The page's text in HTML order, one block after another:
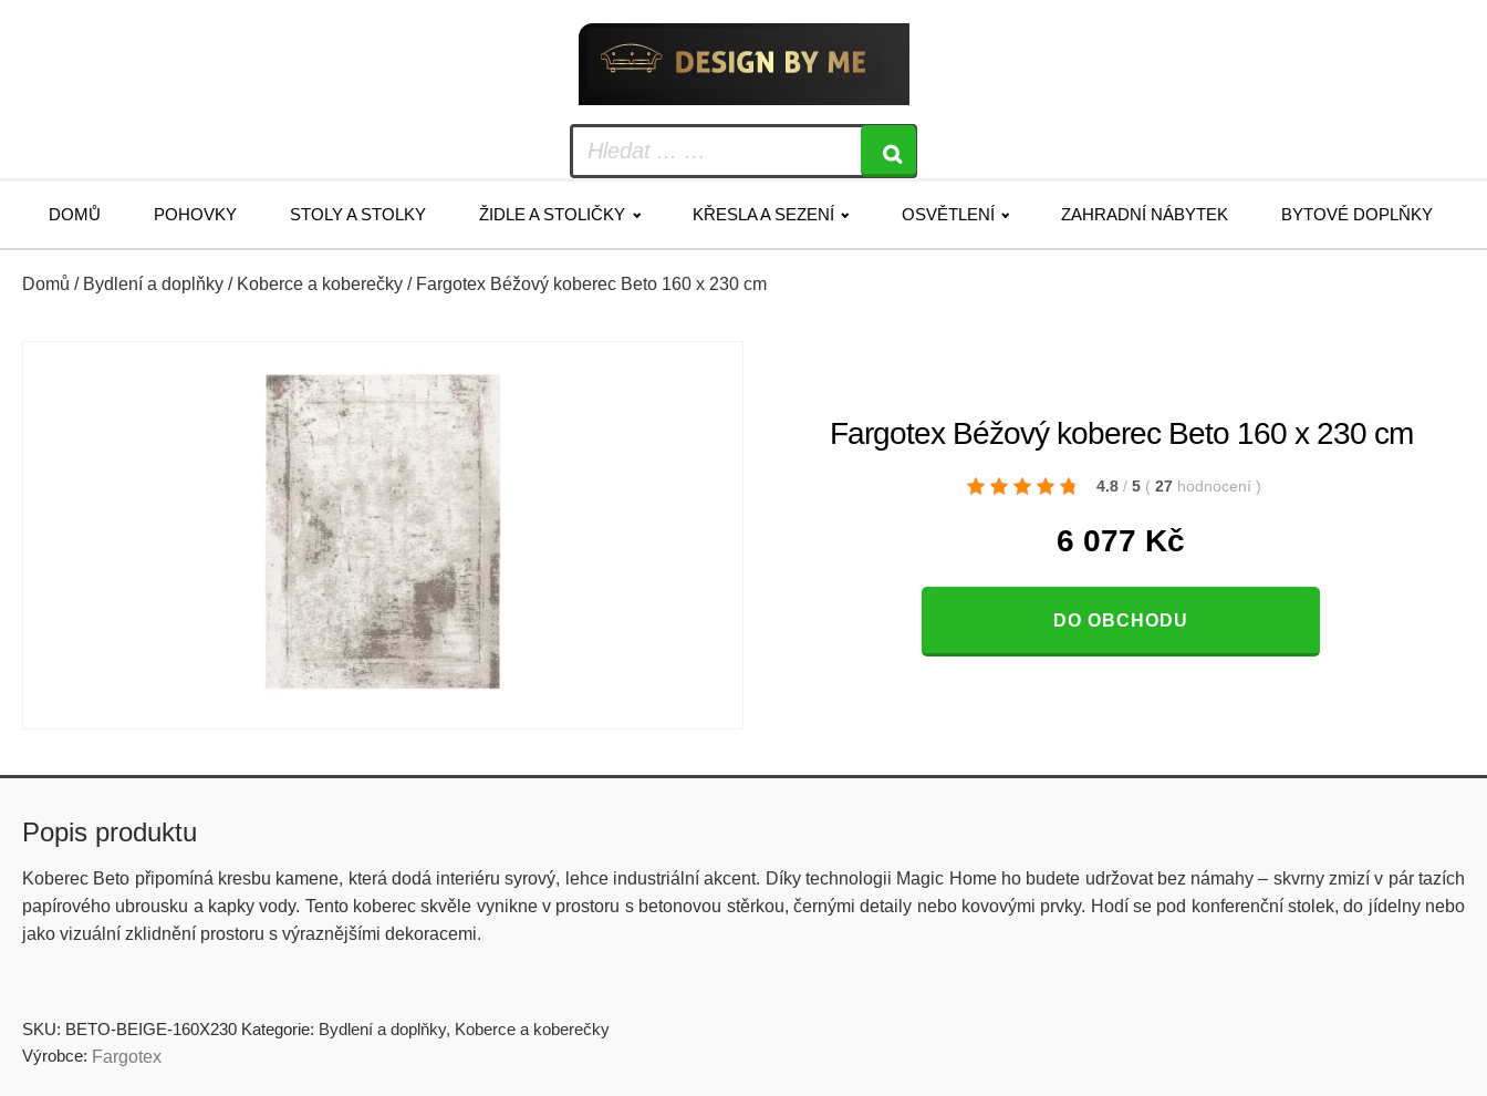
DOMŮ POHOVKY STOLY A STOLKY ŽIDLE A STOLIČKY KŘESLA A SEZENÍ OSVĚTLENÍ ZAHRADNÍ NÁBYTEK BYTOVÉ DOPLŇKY
Domů / Bydlení a doplňky / Koberce a koberečky / Fargotex Béžový koberec Beto 160 x 230 cm
Fargotex Béžový koberec Beto 160 x 230 cm
4.8 / 5 ( 27 hodnocení )
6 077 Kč
DO OBCHODU
Popis produktu
Koberec Beto připomíná kresbu kamene, která dodá interiéru syrový, lehce industriální akcent. Díky technologii Magic Home ho budete udržovat bez námahy – skvrny zmizí v pár tazích
papírového ubrousku a kapky vody. Tento koberec skvěle vynikne v prostoru s betonovou stěrkou, černými detaily nebo kovovými prvky. Hodí se pod konferenční stolek, do jídelny nebo
jako vizuální zklidnění prostoru s výraznějšími dekoracemi.
SKU: BETO-BEIGE-160X230 Kategorie: Bydlení a doplňky, Koberce a koberečky
Výrobce: Fargotex